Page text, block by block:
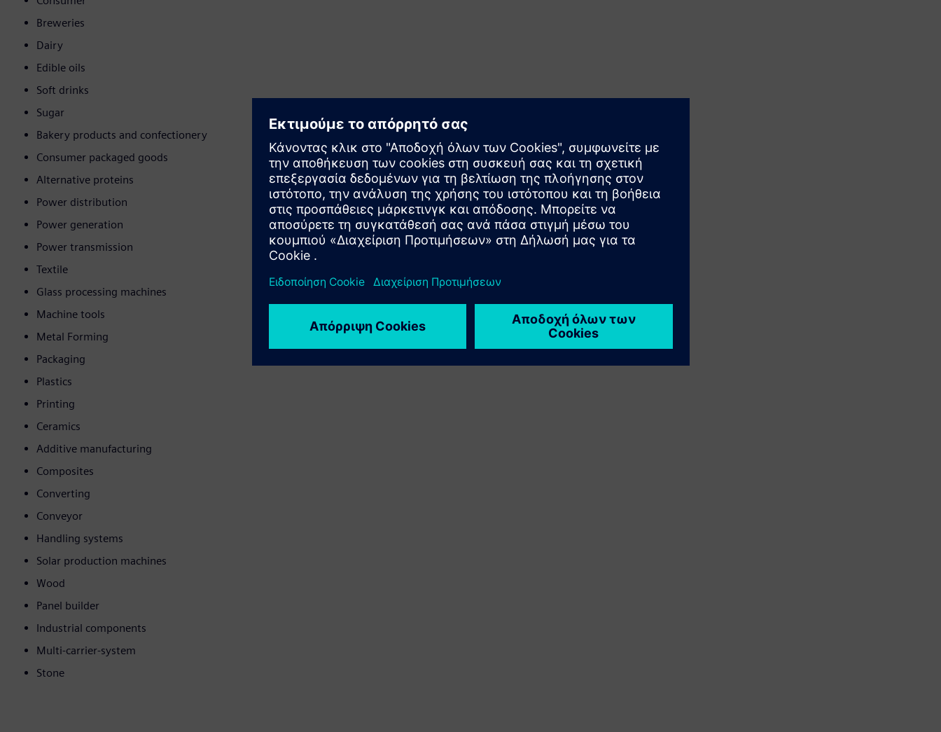
Breweries
Dairy
Edible oils
Soft drinks
Sugar
Bakery products and confectionery
Consumer packaged goods
Alternative proteins
Power distribution
Power generation
Power transmission
Textile
Glass processing machines
Machine tools
Metal Forming
Packaging
Plastics
Printing
Ceramics
Additive manufacturing
Composites
Converting
Conveyor
Handling systems
Solar production machines
Wood
Panel builder
Industrial components
Multi-carrier-system
Stone